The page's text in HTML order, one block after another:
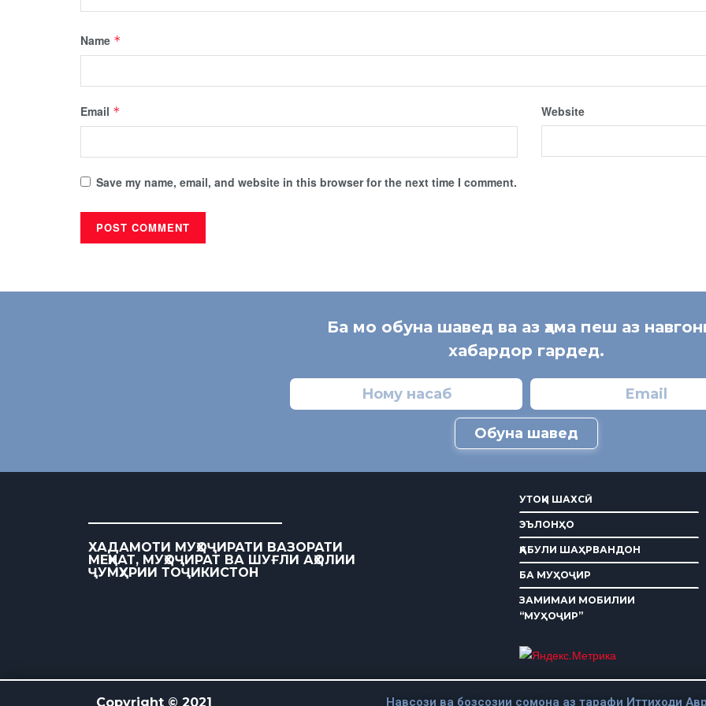
Name *
Email * Website
Save my name, email, and website in this browser for the next time I comment.
Ба мо обуна шавед ва аз ҳама пеш аз
хабардор гардед.
Обуна шавед
ХАДАМОТИ МУҲОҶИРАТИ ВАЗОРАТИ
МЕҲНАТ, МУҲОҶИРАТ ВА ШУҒЛИ АҲОЛИИ
ҶУМҲУРИИ ТОҶИКИСТОН
УТОҚИ ШАХСӢ
ЭЪЛОНҲО
ҚАБУЛИ ШАҲРВАНДОН
БА МУҲОҶИР
ЗАМИМАИ МОБИЛИИ
“МУҲОҶИР”
Copyright © 2021 Навсози ва бозсозии сомона аз тарафи Иттиходи